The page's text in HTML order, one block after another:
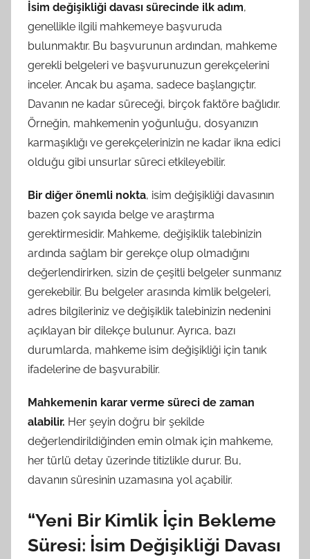
İsim değişikliği davası sürecinde ilk adım,
genellikle ilgili mahkemeye başvuruda
bulunmaktır. Bu başvurunun ardından, mahkeme
gerekli belgeleri ve başvurunuzun gerekçelerini
inceler. Ancak bu aşama, sadece başlangıçtır.
Davanın ne kadar süreceği, birçok faktöre bağlıdır.
Örneğin, mahkemenin yoğunluğu, dosyanızın
karmaşıklığı ve gerekçelerinizin ne kadar ikna edici
olduğu gibi unsurlar süreci etkileyebilir.
Bir diğer önemli nokta, isim değişikliği davasının
bazen çok sayıda belge ve araştırma
gerektirmesidir. Mahkeme, değişiklik talebinizin
ardında sağlam bir gerekçe olup olmadığını
değerlendirirken, sizin de çeşitli belgeler sunmanız
gerekebilir. Bu belgeler arasında kimlik belgeleri,
adres bilgileriniz ve değişiklik talebinizin nedenini
açıklayan bir dilekçe bulunur. Ayrıca, bazı
durumlarda, mahkeme isim değişikliği için tanık
ifadelerine de başvurabilir.
Mahkemenin karar verme süreci de zaman
alabilir. Her şeyin doğru bir şekilde
değerlendirildiğinden emin olmak için mahkeme,
her türlü detay üzerinde titizlikle durur. Bu,
davanın süresinin uzamasına yol açabilir.
“Yeni Bir Kimlik İçin Bekleme
Süresi: İsim Değişikliği Davası